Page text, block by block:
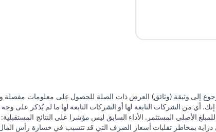
إلى وثيقة (وثائق) العرض ذات الصلة للحصول على معلومات مفصلة
من الشركات التابعة لها أو الشركات التابعة لها ما لم يُذكر على وجه
الأصلي المستثمر. الأداء السابق ليس مؤشرا على النتائج
بمخاطر تقلبات أسعار الصرف التي قد تتسبب في خسارة رأس المال